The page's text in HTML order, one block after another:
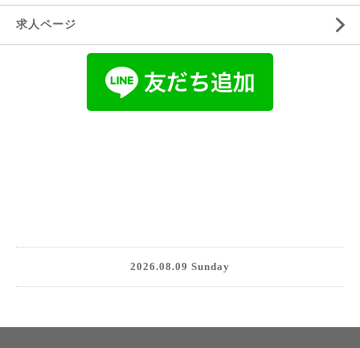
求人ページ
2026.08.09 Sunday